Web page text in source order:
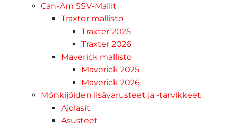
Can-Am SSV-Mallit
Traxter mallisto
Traxter 2025
Traxter 2026
Maverick mallisto
Maverick 2025
Maverick 2026
Mönkijöiden lisävarusteet ja -tarvikkeet
Ajolasit
Asusteet